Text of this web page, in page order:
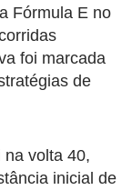
Fórmula E no
foi marcada
de
na volta 40,
inicial de